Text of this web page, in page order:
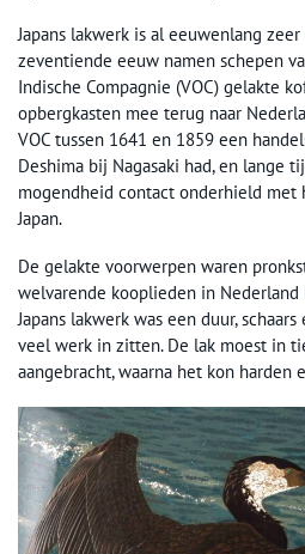
Japans lakwerk is al eeuwenlang
zeventiende eeuw namen schepen
Indische Compagnie (VOC) gelakte
opbergkasten mee terug naar
VOC tussen 1641 en 1859 een
Deshima bij Nagasaki had, en lange
mogendheid contact onderhield
Japan.
De gelakte voorwerpen waren
welvarende kooplieden in
Japans lakwerk was een duur,
veel werk in zitten. De lak moest in
aangebracht, waarna het kon harden